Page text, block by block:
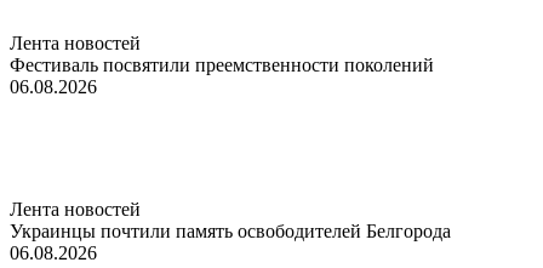
Лента новостей
Фестиваль посвятили преемственности поколений
06.08.2026
Лента новостей
Украинцы почтили память освободителей Белгорода
06.08.2026